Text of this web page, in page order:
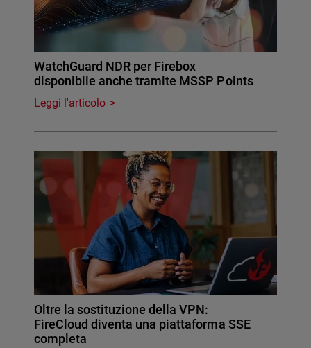
WatchGuard NDR per Firebox
disponibile anche tramite MSSP Points
Leggi l'articolo
Oltre la sostituzione della VPN:
FireCloud diventa una piattaforma SSE
completa